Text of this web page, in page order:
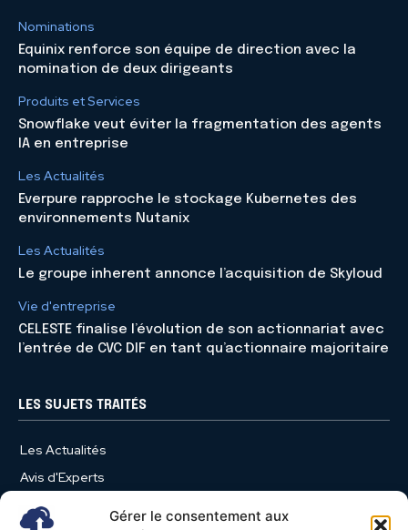
Gérer le consentement aux
Nominations
Equinix renforce son équipe de direction avec la
nomination de deux dirigeants
Produits et Services
Snowflake veut éviter la fragmentation des agents
IA en entreprise
Les Actualités
Everpure rapproche le stockage Kubernetes des
environnements Nutanix
Les Actualités
Le groupe inherent annonce l’acquisition de Skyloud
Vie d'entreprise
CELESTE finalise l’évolution de son actionnariat avec
l’entrée de CVC DIF en tant qu’actionnaire majoritaire
LES SUJETS TRAITÉS
Les Actualités
Avis d'Experts
Produits et Services